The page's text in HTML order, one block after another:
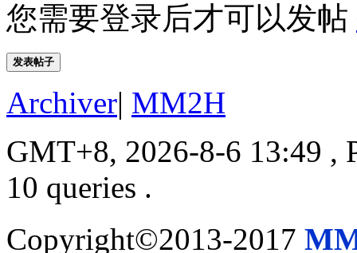
您需要登录后才可以发帖
发表帖子
Archiver| MM2H
GMT+8, 2026-8-6 13:49 ,
10 queries .
Copyright©2013-2017